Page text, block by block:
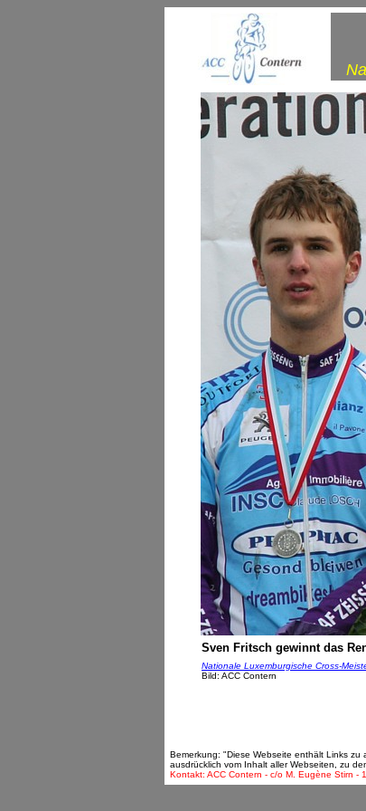
Sven Fritsch gewinnt das
Nationale Luxemburgische Cross-
Bild: ACC Contern
Bemerkung: "Diese Webseite enthält Links
ausdrücklich vom Inhalt aller Webseiten, zu
Kontakt: ACC Contern - c/o M. Eugène Stirn -